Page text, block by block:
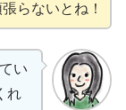
らないとね！
い
れ